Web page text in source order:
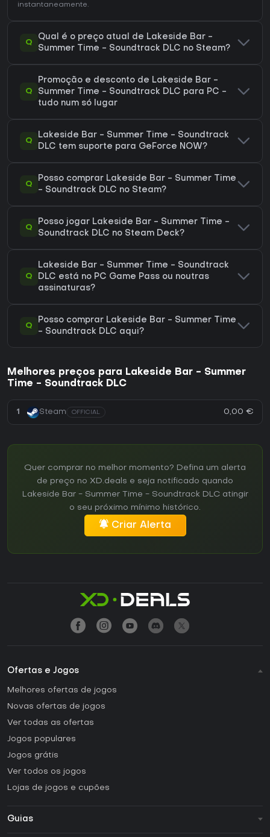
instantaneamente.
Q
Qual é o preço atual de Lakeside Bar -
Summer Time - Soundtrack DLC no Steam?
Q
Promoção e desconto de Lakeside Bar -
Summer Time - Soundtrack DLC para PC -
tudo num só lugar
Q
Lakeside Bar - Summer Time - Soundtrack
DLC tem suporte para GeForce NOW?
Q
Posso comprar Lakeside Bar - Summer Time
- Soundtrack DLC no Steam?
Q
Posso jogar Lakeside Bar - Summer Time -
Soundtrack DLC no Steam Deck?
Q
Lakeside Bar - Summer Time - Soundtrack
DLC está no PC Game Pass ou noutras
assinaturas?
Q
Posso comprar Lakeside Bar - Summer Time
- Soundtrack DLC aqui?
Melhores preços para Lakeside Bar - Summer
Time - Soundtrack DLC
1 Steam OFFICIAL 0,00 €
Quer comprar no melhor momento? Defina um alerta
de preço no XD.deals e seja notificado quando
Lakeside Bar - Summer Time - Soundtrack DLC atingir
o seu próximo mínimo histórico.
Criar Alerta
Ofertas e Jogos
Melhores ofertas de jogos
Novas ofertas de jogos
Ver todas as ofertas
Jogos populares
Jogos grátis
Ver todos os jogos
Lojas de jogos e cupões
Guias